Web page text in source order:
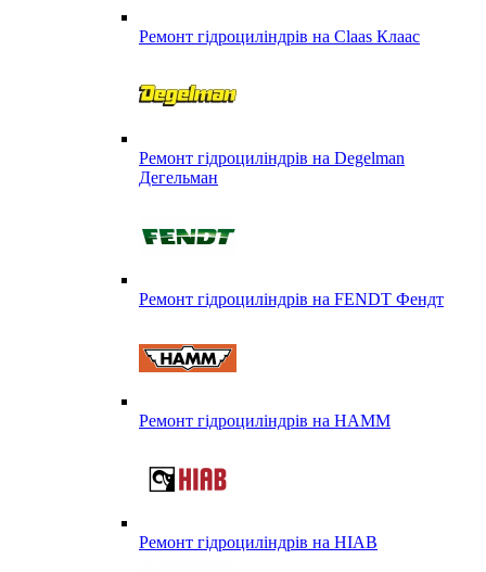
Ремонт гідроциліндрів на Claas Клаас
Ремонт гідроциліндрів на Degelman
Дегельман
Ремонт гідроциліндрів на FENDT Фендт
Ремонт гідроциліндрів на HAMM
Ремонт гідроциліндрів на HIAB